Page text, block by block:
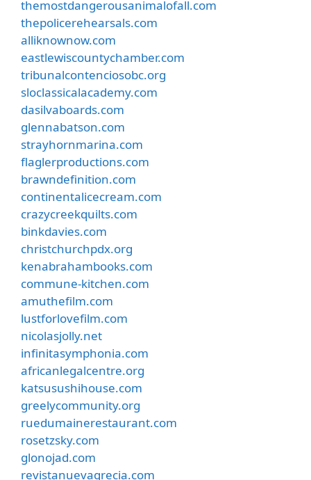
themostdangerousanimalofall.com
thepolicerehearsals.com
alliknownow.com
eastlewiscountychamber.com
tribunalcontenciosobc.org
sloclassicalacademy.com
dasilvaboards.com
glennabatson.com
strayhornmarina.com
flaglerproductions.com
brawndefinition.com
continentalicecream.com
crazycreekquilts.com
binkdavies.com
christchurchpdx.org
kenabrahambooks.com
commune-kitchen.com
amuthefilm.com
lustforlovefilm.com
nicolasjolly.net
infinitasymphonia.com
africanlegalcentre.org
katsusushihouse.com
greelycommunity.org
ruedumainerestaurant.com
rosetzsky.com
glonojad.com
revistanuevagrecia.com